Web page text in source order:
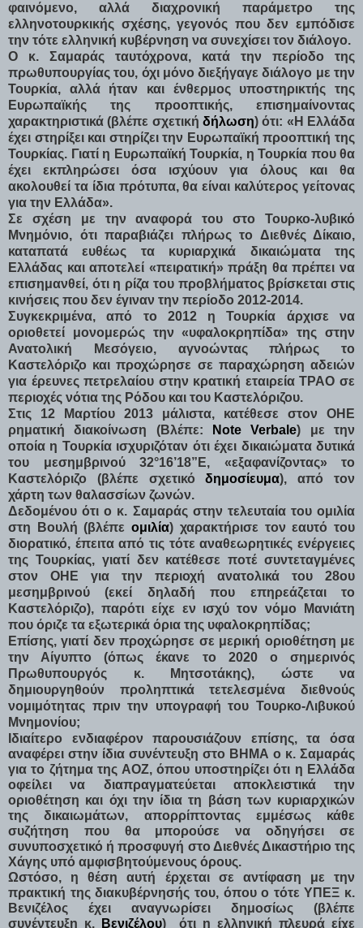
φαινόμενο, αλλά διαχρονική παράμετρο της
ελληνοτουρκικής σχέσης, γεγονός που δεν εμπόδισε
την τότε ελληνική κυβέρνηση να συνεχίσει τον διάλογο.
Ο κ. Σαμαράς ταυτόχρονα, κατά την περίοδο της
πρωθυπουργίας του, όχι μόνο διεξήγαγε διάλογο με την
Τουρκία, αλλά ήταν και ένθερμος υποστηρικτής της
Ευρωπαϊκής της προοπτικής, επισημαίνοντας
χαρακτηριστικά (βλέπε σχετική δήλωση) ότι: «Η Ελλάδα
έχει στηρίξει και στηρίζει την Ευρωπαϊκή προοπτική της
Τουρκίας. Γιατί η Ευρωπαϊκή Τουρκία, η Τουρκία που θα
έχει εκπληρώσει όσα ισχύουν για όλους και θα
ακολουθεί τα ίδια πρότυπα, θα είναι καλύτερος γείτονας
για την Ελλάδα».
Σε σχέση με την αναφορά του στο Τουρκο-λυβικό
Μνημόνιο, ότι παραβιάζει πλήρως το Διεθνές Δίκαιο,
καταπατά ευθέως τα κυριαρχικά δικαιώματα της
Ελλάδας και αποτελεί «πειρατική» πράξη θα πρέπει να
επισημανθεί, ότι η ρίζα του προβλήματος βρίσκεται στις
κινήσεις που δεν έγιναν την περίοδο 2012-2014.
Συγκεκριμένα, από το 2012 η Τουρκία άρχισε να
οριοθετεί μονομερώς την «υφαλοκρηπίδα» της στην
Ανατολική Μεσόγειο, αγνοώντας πλήρως το
Καστελόριζο και προχώρησε σε παραχώρηση αδειών
για έρευνες πετρελαίου στην κρατική εταιρεία TPAO σε
περιοχές νότια της Ρόδου και του Καστελόριζου.
Στις 12 Μαρτίου 2013 μάλιστα, κατέθεσε στον ΟΗΕ
ρηματική διακοίνωση (Βλέπε:
Note Verbale) με την
οποία η Τουρκία ισχυριζόταν ότι έχει δικαιώματα δυτικά
του μεσημβρινού 32°16’18”E, «εξαφανίζοντας» το
Καστελόριζο (βλέπε σχετικόδημοσίευμα), από τον
χάρτη των θαλασσίων ζωνών.
Δεδομένου ότι ο κ. Σαμαράς στην τελευταία του ομιλία
στη Βουλή (βλέπεομιλία) χαρακτήρισε τον εαυτό του
διορατικό, έπειτα από τις τότε αναθεωρητικές ενέργειες
της Τουρκίας, γιατί δεν κατέθεσε ποτέ συντεταγμένες
στον ΟΗΕ για την περιοχή ανατολικά του 28ου
μεσημβρινού (εκεί δηλαδή που επηρεάζεται το
Καστελόριζο), παρότι είχε εν ισχύ τον νόμο Μανιάτη
που όριζε τα εξωτερικά όρια της υφαλοκρηπίδας;
Επίσης, γιατί δεν προχώρησε σε μερική οριοθέτηση με
την Αίγυπτο (όπως έκανε το 2020 ο σημερινός
Πρωθυπουργός κ. Μητσοτάκης), ώστε να
δημιουργηθούν προληπτικά τετελεσμένα διεθνούς
νομιμότητας πριν την υπογραφή του Τουρκο-Λιβυκού
Μνημονίου;
Ιδιαίτερο ενδιαφέρον παρουσιάζουν επίσης, τα όσα
αναφέρει στην ίδια συνέντευξη στο ΒΗΜΑ ο κ. Σαμαράς
για το ζήτημα της ΑΟΖ, όπου υποστηρίζει ότι η Ελλάδα
οφείλει να διαπραγματεύεται αποκλειστικά την
οριοθέτηση και όχι την ίδια τη βάση των κυριαρχικών
της δικαιωμάτων, απορρίπτοντας εμμέσως κάθε
συζήτηση που θα μπορούσε να οδηγήσει σε
συνυποσχετικό ή προσφυγή στο Διεθνές Δικαστήριο της
Χάγης υπό αμφισβητούμενους όρους.
Ωστόσο, η θέση αυτή έρχεται σε αντίφαση με την
πρακτική της διακυβέρνησής του, όπου ο τότε ΥΠΕΞ κ.
Βενιζέλος έχει αναγνωρίσει δημοσίως (βλέπε
συνέντευξη κ.
Βενιζέλου) ότι η ελληνική πλευρά είχε